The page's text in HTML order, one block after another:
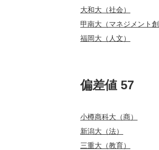
大和大（社会）
甲南大（マネジメント創
福岡大（人文）
偏差値 57
小樽商科大（商）
新潟大（法）
三重大（教育）